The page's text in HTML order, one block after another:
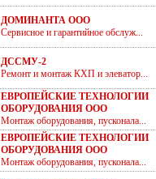
ДОМИНАНТА ООО
Сервисное и гарантийное обслуж...
ДССМУ-2
Ремонт и монтаж КХП и элеватор...
ЕВРОПЕЙСКИЕ ТЕХНОЛОГИИ
ОБОРУДОВАНИЯ ООО
Монтаж оборудования, пусконала...
ЕВРОПЕЙСКИЕ ТЕХНОЛОГИИ
ОБОРУДОВАНИЯ ООО
Монтаж оборудования, пусконала...